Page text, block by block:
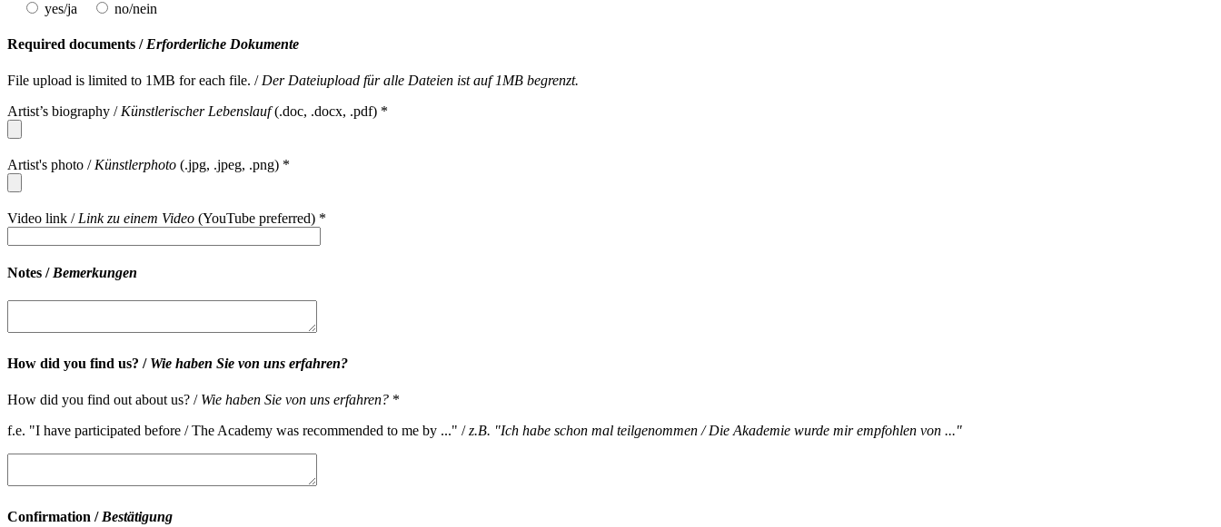
yes/ja
no/nein
Required documents / Erforderliche Dokumente
File upload is limited to 1MB for each file. / Der Dateiupload für alle Dateien ist auf 1MB begrenzt.
Artist’s biography / Künstlerischer Lebenslauf(.doc, .docx, .pdf) *
Artist's photo / Künstlerphoto (.jpg, .jpeg, .png) *
Video link / Link zu einem Video (YouTube preferred) *
Notes / Bemerkungen
How did you find us? / Wie haben Sie von uns erfahren?
How did you find out about us? / Wie haben Sie von uns erfahren? *
f.e. "I have participated before / The Academy was recommended to me by ..." /z.B. "Ich habe schon mal teilgenommen / Die Akademie wurde mir empfohlen von ..."
Confirmation / Bestätigung